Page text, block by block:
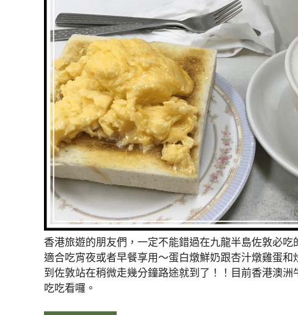
香港旅遊的朋友們，一定不能錯過在九龍半島佐敦必
適合吃宵夜或者早餐享用～蛋白燉鮮奶跟杏汁燉雞蛋
到佐敦站在稍微走幾分鐘路途就到了！！目前香港澳
吃吃看囉。